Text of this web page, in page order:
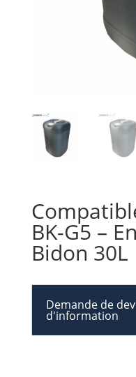
BK-G5 –
Bidon 30L
Demande de
d'information